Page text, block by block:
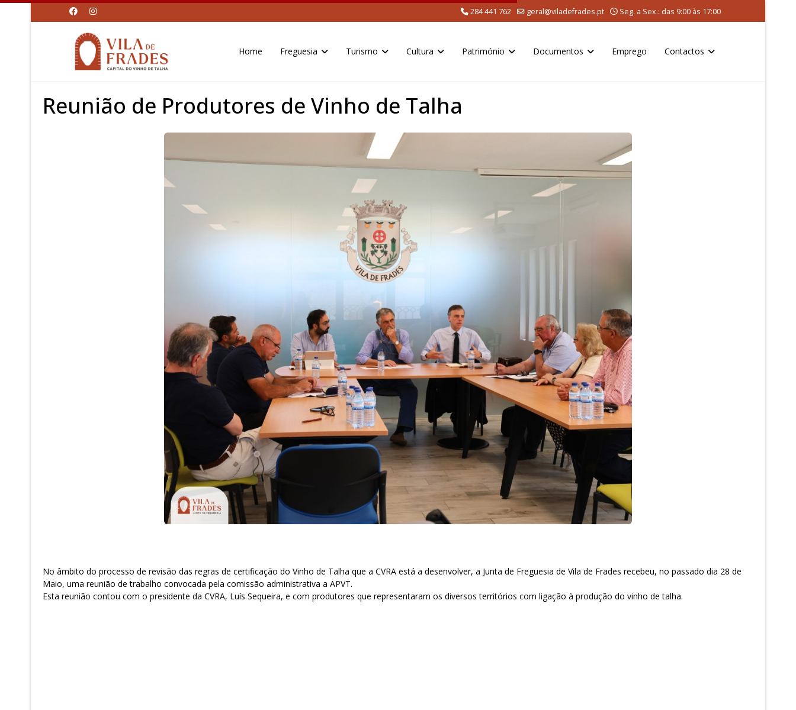
284 441 762 geral@viladefrades.pt Seg. a Sex.: das 9:00 às 17:00
Home Freguesia Turismo Cultura Património Documentos Emprego Contactos
Reunião de Produtores de Vinho de Talha
No âmbito do processo de revisão das regras de certificação do Vinho de Talha que a CVRA está a desenvolver, a Junta de Freguesia de Vila de Frades recebeu, no passado dia 28 de
Maio, uma reunião de trabalho convocada pela comissão administrativa a APVT.
Esta reunião contou com o presidente da CVRA, Luís Sequeira, e com produtores que representaram os diversos territórios com ligação à produção do vinho de talha.